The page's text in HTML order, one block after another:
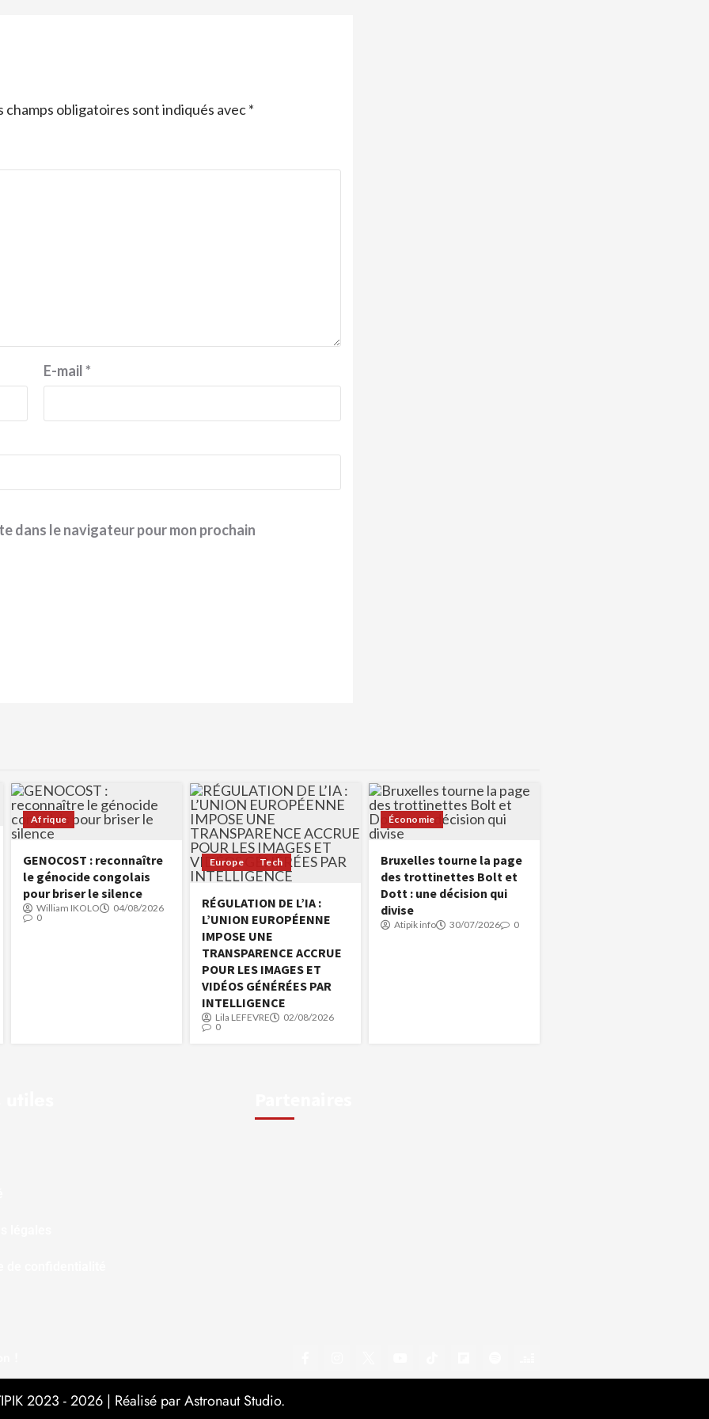
champs obligatoires sont indiqués avec*
E-mail*
dans le navigateur pour mon prochain
Afrique
GENOCOST : reconnaître
le génocide congolais
pour briser le silence
William IKOLO
04/08/2026
0
Europe Tech
RÉGULATION DE L’IA :
L’UNION EUROPÉENNE
IMPOSE UNE
TRANSPARENCE ACCRUE
POUR LES IMAGES ET
VIDÉOS GÉNÉRÉES PAR
INTELLIGENCE
Lila LEFEVRE
02/08/2026
0
Économie
Bruxelles tourne la page
des trottinettes Bolt et
Dott : une décision qui
divise
Atipik info 30/07/2026 0
2023 - 2026 | Réalisé par Astronaut Studio.